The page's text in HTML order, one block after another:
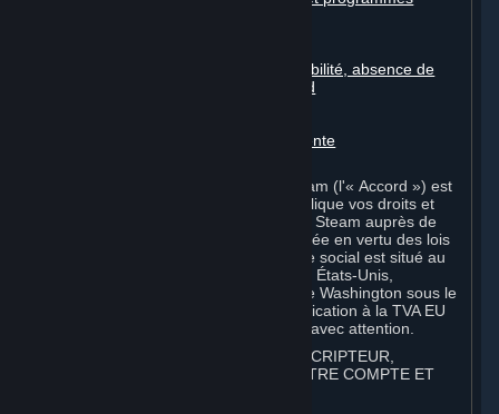
Décharges, limitations de responsabilité, absence de
garanties, garantie limitée et accord
Droit applicable, juridiction compétente
Le présent Accord de Souscription Steam (l'« Accord ») est
un document à valeur juridique qui explique vos droits et
obligations en tant que souscripteur de Steam auprès de
Valve Corporation, une société constituée en vertu des lois
de l'État de Washington et dont le siège social est situé au
10400 NE 4th St., Bellevue, WA 98004, États-Unis,
enregistrée avec le Secrétaire d'État de Washington sous le
numéro 60 22 90 773, numéro d'identification à la TVA EU
8260 00671 (« Valve »). Veuillez le lire avec attention.
1. INSCRIPTION EN TANT QUE SOUSCRIPTEUR,
APPLICATION DES CONDITIONS, VOTRE COMPTE ET